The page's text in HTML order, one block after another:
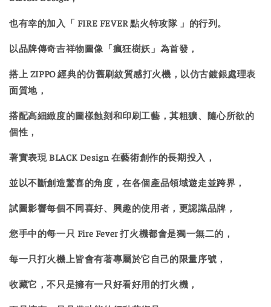
也有幸的加入「 FIRE FEVER 點火特攻隊 」的行列。
以品牌傳奇吉祥物圖像「瘋狂樹妖」為首發，
搭上 ZIPPO 經典的仿舊刷紋質感打火機，以仿古鍍銀處理表
面質地，
搭配高細緻度的圖樣蝕刻和印刷工藝，其粗獷、隨心所欲的
個性，
著實表現 BLACK Design 在藝術創作的長期投入，
並以不斷創造驚喜的角度，在各個產品領域遊走並跨界，
試圖影響每個不同喜好、興趣的使用者，更認識品牌，
您手中的每一只 Fire Fever 打火機都會是獨一無二的，
每一只打火機上皆會有著專屬於它自己的限量序號，
收藏它，不只是擁有一只好看好用的打火機，